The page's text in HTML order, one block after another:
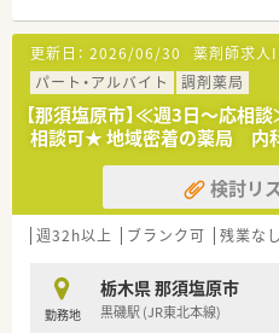
【こんな方が活躍中】
■18時終業で残業が極めて少
を上手に両立させたい子育
■内科領域や在宅業務の経験
者様とのコミュニケーショ
ります。
■店舗間のヘルプ体制が整
を重んじながら日々の業務
ります。
■ご自身のワークライフバ
たりに退勤してプライベー
です。
更新日： 2026/06/30 薬剤師求人
パート・アルバイト
調剤薬局
【那須塩原市】≪週3日～応相
相談可★ 地域密着の薬局 内
検討リ
週32h以上 ブランク可 残業な
勤務地
栃木県 那須塩原市
黒磯駅 (JR東北本線)